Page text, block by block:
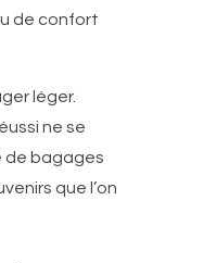
de confort
léger.
ne se
de bagages
que l’on